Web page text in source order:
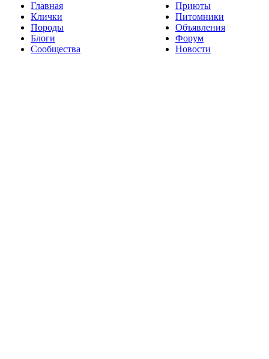
Главная
Клички
Породы
Блоги
Сообщества
Приюты
Питомники
Объявления
Форум
Новости